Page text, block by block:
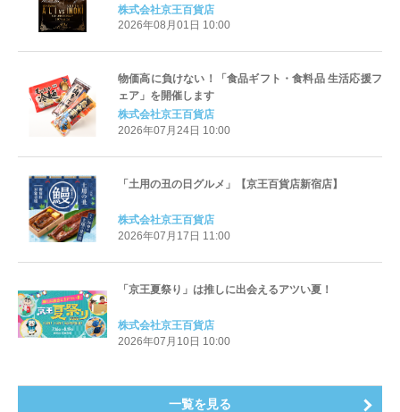
ントニオ猪木 VS モハメッド・アリ メモリアル展」を
開催します
株式会社京王百貨店
2026年08月01日 10:00
物価高に負けない！「食品ギフト・食料品 生活応援フ
ェア」を開催します
株式会社京王百貨店
2026年07月24日 10:00
「土用の丑の日グルメ」【京王百貨店新宿店】
株式会社京王百貨店
2026年07月17日 11:00
「京王夏祭り」は推しに出会えるアツい夏！
株式会社京王百貨店
2026年07月10日 10:00
一覧を見る